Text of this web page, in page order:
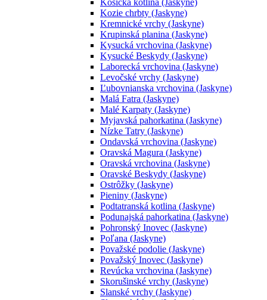
Kozie chrbty (Jaskyne)
Kremnické vrchy (Jaskyne)
Krupinská planina (Jaskyne)
Kysucká vrchovina (Jaskyne)
Kysucké Beskydy (Jaskyne)
Laborecká vrchovina (Jaskyne)
Levočské vrchy (Jaskyne)
Ľubovnianska vrchovina (Jaskyne)
Malá Fatra (Jaskyne)
Malé Karpaty (Jaskyne)
Myjavská pahorkatina (Jaskyne)
Nízke Tatry (Jaskyne)
Ondavská vrchovina (Jaskyne)
Oravská Magura (Jaskyne)
Oravská vrchovina (Jaskyne)
Oravské Beskydy (Jaskyne)
Ostrôžky (Jaskyne)
Pieniny (Jaskyne)
Podtatranská kotlina (Jaskyne)
Podunajská pahorkatina (Jaskyne)
Pohronský Inovec (Jaskyne)
Poľana (Jaskyne)
Považské podolie (Jaskyne)
Považský Inovec (Jaskyne)
Revúcka vrchovina (Jaskyne)
Skorušinské vrchy (Jaskyne)
Slanské vrchy (Jaskyne)